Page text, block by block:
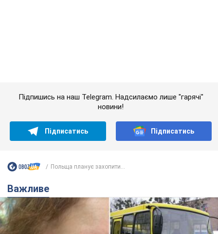
розмовляючи російською мовою у маршрутці:
поліція склала адмінпротокол. Відео
На місце події прибули патрульні поліцейські та слідчо-
оперативна група